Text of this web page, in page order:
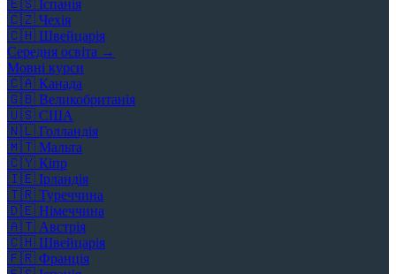
🇪🇸 Іспанія
🇨🇿 Чехія
🇨🇭 Швейцарія
Середня освіта →
Мовні курси
🇨🇦 Канада
🇬🇧 Великобританія
🇺🇸 США
🇳🇱 Голландія
🇲🇹 Мальта
🇨🇾 Кіпр
🇮🇪 Ірландія
🇹🇷 Туреччина
🇩🇪 Німеччина
🇦🇹 Австрія
🇨🇭 Швейцарія
🇫🇷 Франція